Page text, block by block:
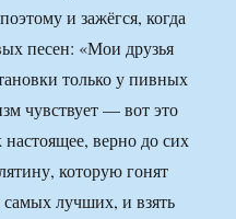
и зажёгся, когда
песен: «Мои друзья
только у пивных
чувствует — вот это
верно до сих
которую гонят
лучших, и взять